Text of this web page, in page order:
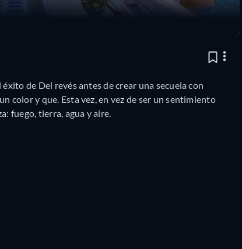
de Del revés antes de crear una secuela con
color y que. Esta vez, en vez de ser un sentimiento
fuego, tierra, agua y aire.